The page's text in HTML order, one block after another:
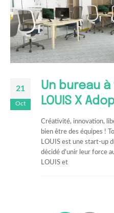
21
Oct
Un bureau
LOUIS X
Créativité, innovation,
bien être des équipes !
LOUIS est une start-up
décidé d'unir leur force
LOUIS et